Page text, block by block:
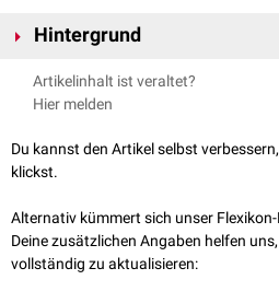
Hintergrund
Resorbierbare Stents bestehen z.B. aus
einen Zeitraum von drei bis sechs
abgebaut werden. Weitere Materialien
Magnesium
Artikelinhalt ist veraltet?
Hier melden
Du kannst den Artikel selbst
klickst.
Alternativ kümmert sich unser
Deine zusätzlichen Angaben helfen
vollständig zu aktualisieren: